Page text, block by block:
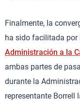
Finalmente, la
ha sido facilitada por
Administración a la
ambas partes de
durante la
representante Borrell